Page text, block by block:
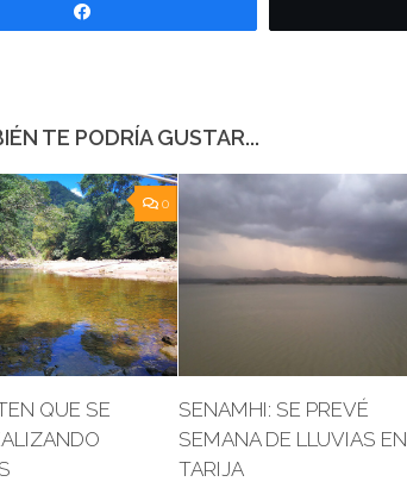
TE PODRÍA GUSTAR...
0
QUE SE
SENAMHI: SE PREVÉ
SEMANA DE LLUVIAS EN
TARIJA